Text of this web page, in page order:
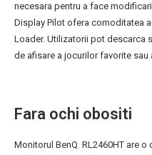
necesara pentru a face
Display Pilot ofera comoditatea
Loader. Utilizatorii pot descarca
de afisare a jocurilor favorite
Fara ochi obositi
Monitorul BenQ RL2460HT are